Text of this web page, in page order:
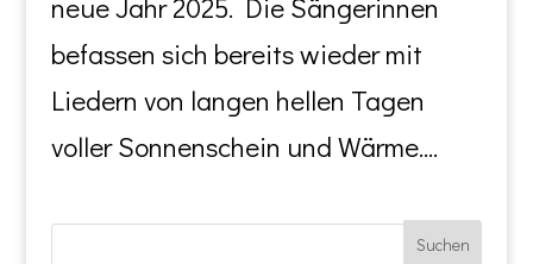
neue Jahr 2025. Die Sängerinnen
befassen sich bereits wieder mit
Liedern von langen hellen Tagen
voller Sonnenschein und Wärme....